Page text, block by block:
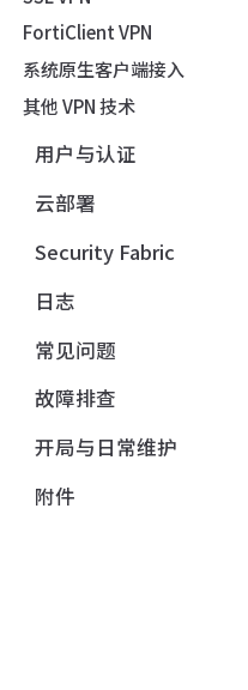
FortiClient VPN
系统原生客户端接入
其他 VPN 技术
用户与认证
云部署
Security Fabric
日志
常见问题
故障排查
开局与日常维护
附件